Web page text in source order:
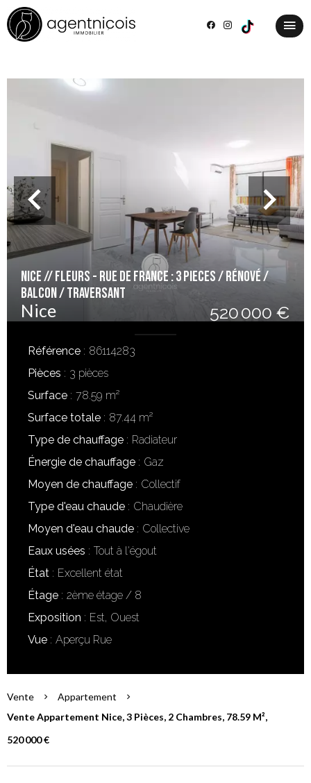
NICE // FLEURS - RUE DE FRANCE : 3 PIECES / RÉNOVÉ /
BALCON / TRAVERSANT
Nice 520 000 €
Référence
86114283
Pièces
3 pièces
Surface
78.59 m²
Surface totale
87.44 m²
Type de chauffage
Radiateur
Énergie de chauffage
Gaz
Moyen de chauffage
Collectif
Type d'eau chaude
Chaudière
Moyen d'eau chaude
Collective
Eaux usées
Tout à l'égout
État
Excellent état
Étage
2ème étage / 8
Exposition
Est, Ouest
Vue
Aperçu Rue
Vente
Appartement
Vente Appartement Nice, 3 Pièces, 2 Chambres, 78.59 M²,
520 000 €